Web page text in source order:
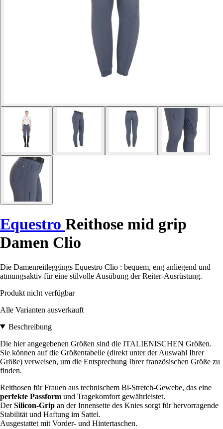
Equestro Reithose mid grip
Damen Clio
Die Damenreitleggings Equestro Clio : bequem, eng anliegend und
atmungsaktiv für eine stilvolle Ausübung der Reiter-Ausrüstung.
Produkt nicht verfügbar
Alle Varianten ausverkauft
Beschreibung
Die hier angegebenen Größen sind die ITALIENISCHEN Größen.
Sie können auf die Größentabelle (direkt unter der Auswahl Ihrer
Größe) verweisen, um die Entsprechung Ihrer französischen Größe zu
finden.
Reithosen für Frauen aus technischem Bi-Stretch-Gewebe, das eine
perfekte Passform und Tragekomfort gewährleistet.
DerSilicon-Grip an der Innenseite des Knies sorgt für hervorragende
Stabilität und Haftung im Sattel.
Ausgestattet mit Vorder- und Hintertaschen.